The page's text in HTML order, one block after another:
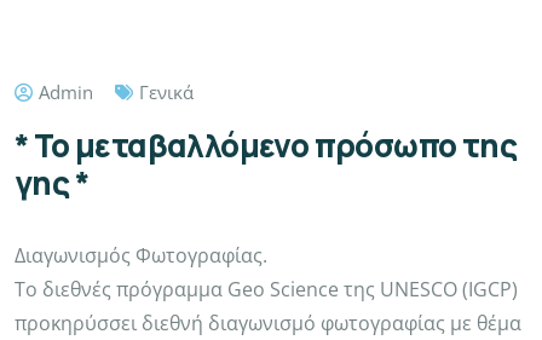
Admin Γενικά
* Το μεταβαλλόμενο πρόσωπο της
γης *
Διαγωνισμός Φωτογραφίας.
Το διεθνές πρόγραμμα Geo Science της UNESCO (IGCP)
προκηρύσσει διεθνή διαγωνισμό φωτογραφίας με θέμα